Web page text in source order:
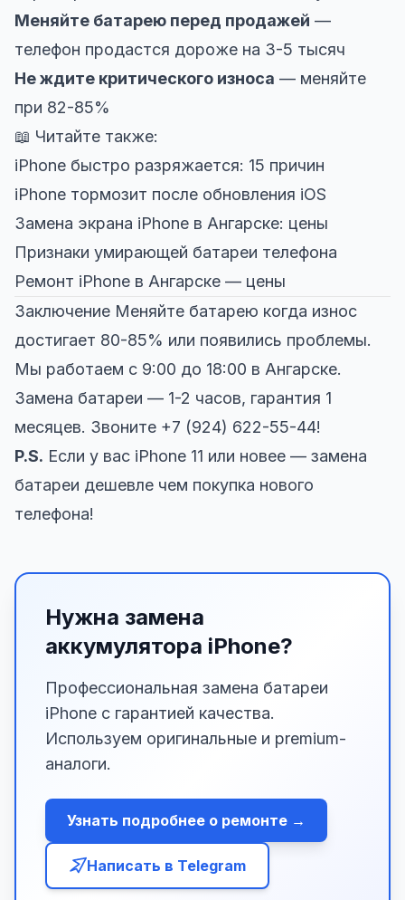
Меняйте батарею перед продажей —
телефон продастся дороже на 3-5 тысяч
Не ждите критического износа — меняйте
при 82-85%
📖 Читайте также:
iPhone быстро разряжается: 15 причин
iPhone тормозит после обновления iOS
Замена экрана iPhone в Ангарске: цены
Признаки умирающей батареи телефона
Ремонт iPhone в Ангарске — цены
Заключение Меняйте батарею когда износ
достигает 80-85% или появились проблемы.
Мы работаем с 9:00 до 18:00 в Ангарске.
Замена батареи — 1-2 часов, гарантия 1
месяцев. Звоните +7 (924) 622-55-44!
P.S. Если у вас iPhone 11 или новее — замена
батареи дешевле чем покупка нового
телефона!
Нужна замена
аккумулятора iPhone?
Профессиональная замена батареи
iPhone с гарантией качества.
Используем оригинальные и premium-
аналоги.
Узнать подробнее о ремонте →
Написать в Telegram